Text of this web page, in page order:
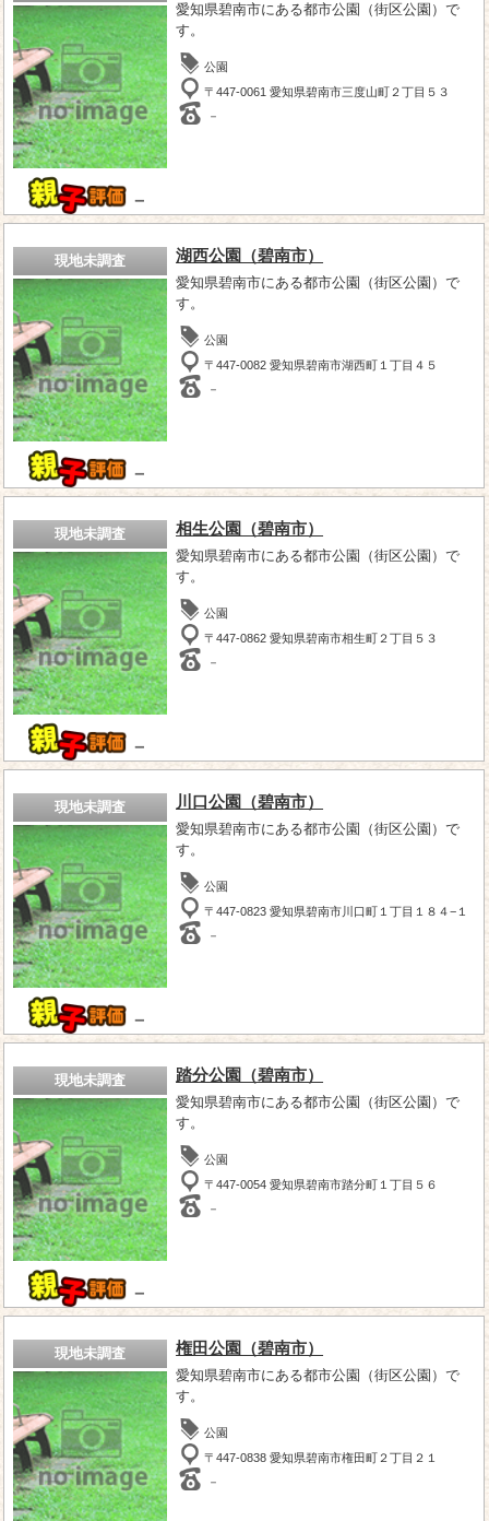
－
愛知県碧南市にある都市公園（街区公園）で
す。
公園
〒447-0061 愛知県碧南市三度山町２丁目５３
－
現地未調査
－
湖西公園（碧南市）
愛知県碧南市にある都市公園（街区公園）で
す。
公園
〒447-0082 愛知県碧南市湖西町１丁目４５
－
現地未調査
－
相生公園（碧南市）
愛知県碧南市にある都市公園（街区公園）で
す。
公園
〒447-0862 愛知県碧南市相生町２丁目５３
－
現地未調査
－
川口公園（碧南市）
愛知県碧南市にある都市公園（街区公園）で
す。
公園
〒447-0823 愛知県碧南市川口町１丁目１８４−１
－
現地未調査
－
踏分公園（碧南市）
愛知県碧南市にある都市公園（街区公園）で
す。
公園
〒447-0054 愛知県碧南市踏分町１丁目５６
－
現地未調査 権田公園（碧南市）
愛知県碧南市にある都市公園（街区公園）で
す。
公園
〒447-0838 愛知県碧南市権田町２丁目２１
－